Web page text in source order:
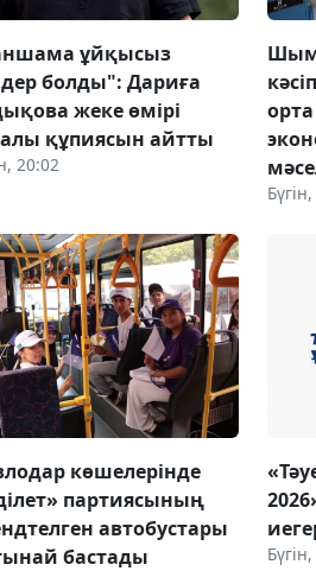
ұйқысыз
болды": Дариға
жеке өмірі
құпиясын айтты
20:02
көшелерінде
партиясының
автобустары
бастады